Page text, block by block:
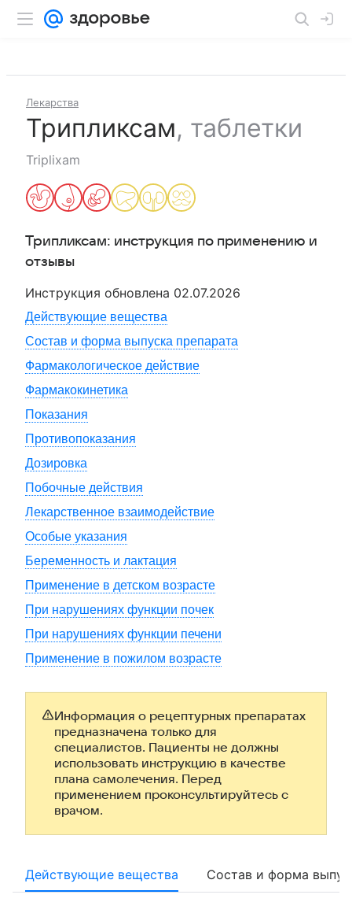
Лекарства
Трипликсам, таблетки
Triplixam
Трипликсам: инструкция по применению и
отзывы
Инструкция обновлена 02.07.2026
Действующие вещества
Состав и форма выпуска препарата
Фармакологическое действие
Фармакокинетика
Показания
Противопоказания
Дозировка
Побочные действия
Лекарственное взаимодействие
Особые указания
Беременность и лактация
Применение в детском возрасте
При нарушениях функции почек
При нарушениях функции печени
Применение в пожилом возрасте
Информация о рецептурных препаратах
предназначена только для
специалистов. Пациенты не должны
использовать инструкцию в качестве
плана самолечения. Перед
применением проконсультируйтесь с
врачом.
Действующие вещества Состав и форма